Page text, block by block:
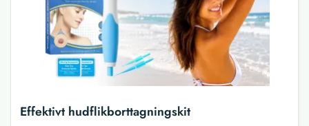
Effektivt hudflikborttagningskit